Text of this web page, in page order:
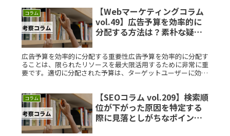
コラム
【Webマーケティングコラム
vol.49】広告予算を効率的に
分配する方法は？素朴な疑問
広告予算を効率的に分配する重要性広告予算を効率的に分配す
ることは、限られたリソースを最大限活用するために非常に重
要です。適切に分配された予算は、ターゲットユーザーに効果
コラム
【SEOコラム vol.209】検索順
位が下がった原因を特定する
際に見落としがちなポイント